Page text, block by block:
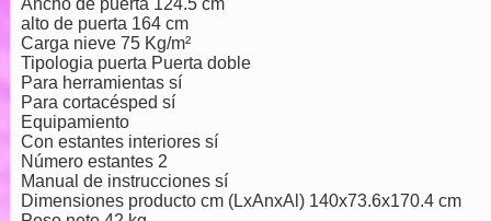
alto de puerta 164 cm
Carga nieve 75 Kg/m²
Tipologia puerta Puerta doble
Para herramientas sí
Para cortacésped sí
Equipamiento
Con estantes interiores sí
Número estantes 2
Manual de instrucciones sí
Dimensiones producto cm (LxAnxAl) 140x73.6x170.4 cm